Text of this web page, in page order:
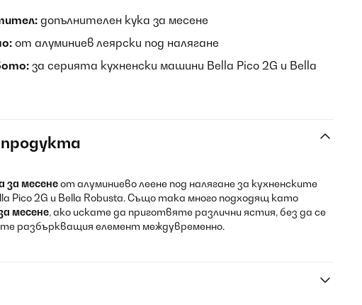
допълнителен кука за месене
от алуминиев леярски под налягане
за серията кухненски машини Bella Pico 2G и Bella
за месенеот алуминиево леене под налягане за кухненските
Pico 2G и Bella Robusta. Също така много подходящ като
месене, ако искате да приготвяте различни ястия, без да се
разбъркващия елемент междувременно.